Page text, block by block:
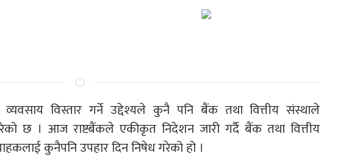
विस्तार गर्ने उद्देश्यले कुनै पनि बैंक तथा वित्तीय संस्थाले
छ । आज राष्टबैंकले एकीकृत निदेशन जारी गर्दै बैंक तथा वित्तीय
कुनैपनि उपहार दिन निषेध गरेको हो ।